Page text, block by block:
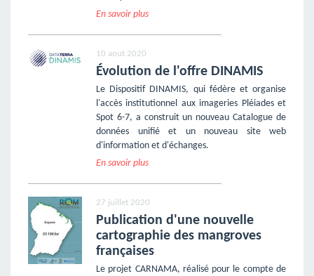
En savoir plus
10 aout 2020
Évolution de l'offre DINAMIS
Le Dispositif DINAMIS, qui fédère et organise
l'accès institutionnel aux imageries Pléiades et
Spot 6-7, a construit un nouveau Catalogue de
données unifié et un nouveau site web
d'information et d'échanges.
En savoir plus
27 juillet 2020
Publication d'une nouvelle
cartographie des mangroves
françaises
Le projet CARNAMA, réalisé pour le compte de